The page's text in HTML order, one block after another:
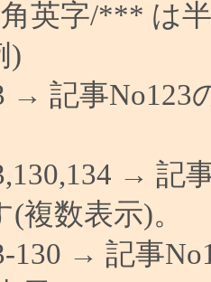
英字/*** は
)
→ 記事No123
→ 記
(複数表示)。
130 → 記事